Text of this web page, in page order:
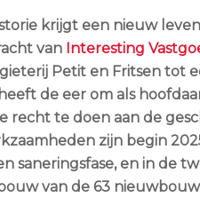
krijgt een nieuw
van Interesting
Petit en Fritsen tot
de eer om als
recht te doen aan de
zijn begin
saneringsfase, en in de
van de 63